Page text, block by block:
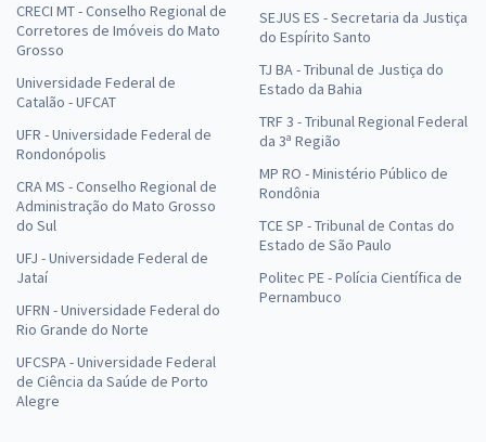
CRECI MT - Conselho Regional de
Corretores de Imóveis do Mato
Grosso
Universidade Federal de
Catalão - UFCAT
UFR - Universidade Federal de
Rondonópolis
CRA MS - Conselho Regional de
Administração do Mato Grosso
do Sul
UFJ - Universidade Federal de
Jataí
UFRN - Universidade Federal do
Rio Grande do Norte
UFCSPA - Universidade Federal
de Ciência da Saúde de Porto
Alegre
SEJUS ES - Secretaria da Justiça
do Espírito Santo
TJ BA - Tribunal de Justiça do
Estado da Bahia
TRF 3 - Tribunal Regional Federal
da 3ª Região
MP RO - Ministério Público de
Rondônia
TCE SP - Tribunal de Contas do
Estado de São Paulo
Politec PE - Polícia Científica de
Pernambuco